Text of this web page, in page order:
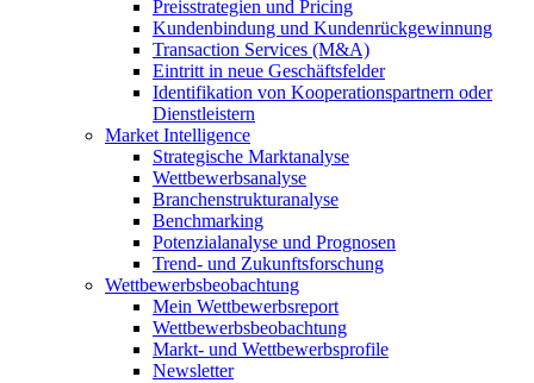
Preisstrategien und Pricing
Kundenbindung und Kundenrückgewinnung
Transaction Services (M&A)
Eintritt in neue Geschäftsfelder
Identifikation von Kooperationspartnern oder
Dienstleistern
Market Intelligence
Strategische Marktanalyse
Wettbewerbsanalyse
Branchenstrukturanalyse
Benchmarking
Potenzialanalyse und Prognosen
Trend- und Zukunftsforschung
Wettbewerbs­beobachtung
Mein Wettbewerbsreport
Wettbewerbsbeobachtung
Markt- und Wettbewerbsprofile
Newsletter